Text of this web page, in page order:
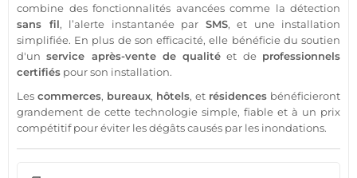
combine des fonctionnalités avancées comme la détection
sans fil, l’alerte instantanée par SMS, et une installation
simplifiée. En plus de son efficacité, elle bénéficie du soutien
d'unservice après-vente de qualité et de professionnels
certifiés pour son installation.
Les commerces, bureaux, hôtels, et résidences bénéficieront
grandement de cette technologie simple, fiable et à un prix
compétitif pour éviter les dégâts causés par les inondations.